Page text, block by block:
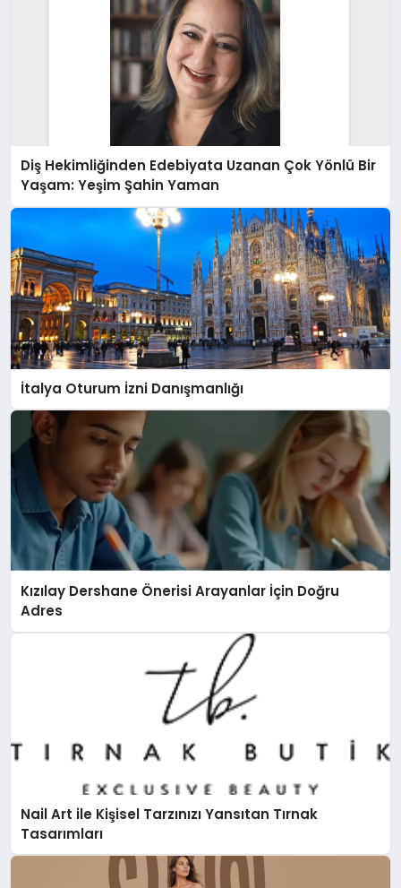
Diş Hekimliğinden Edebiyata Uzanan Çok Yönlü Bir
Yaşam: Yeşim Şahin Yaman
İtalya Oturum İzni Danışmanlığı
Kızılay Dershane Önerisi Arayanlar İçin Doğru
Adres
Nail Art ile Kişisel Tarzınızı Yansıtan Tırnak
Tasarımları